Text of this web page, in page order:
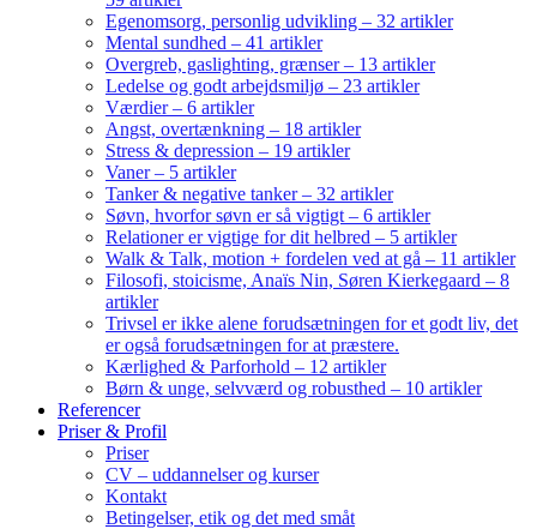
Egenomsorg, personlig udvikling – 32 artikler
Mental sundhed – 41 artikler
Overgreb, gaslighting, grænser – 13 artikler
Ledelse og godt arbejdsmiljø – 23 artikler
Værdier – 6 artikler
Angst, overtænkning – 18 artikler
Stress & depression – 19 artikler
Vaner – 5 artikler
Tanker & negative tanker – 32 artikler
Søvn, hvorfor søvn er så vigtigt – 6 artikler
Relationer er vigtige for dit helbred – 5 artikler
Walk & Talk, motion + fordelen ved at gå – 11 artikler
Filosofi, stoicisme, Anaïs Nin, Søren Kierkegaard – 8
artikler
Trivsel er ikke alene forudsætningen for et godt liv, det
er også forudsætningen for at præstere.
Kærlighed & Parforhold – 12 artikler
Børn & unge, selvværd og robusthed – 10 artikler
Referencer
Priser & Profil
Priser
CV – uddannelser og kurser
Kontakt
Betingelser, etik og det med småt